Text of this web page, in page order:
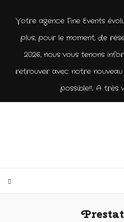
Votre agence Fine Events
plus, pour le moment, de
2026, nous vous tenons
retrouver avec notre
possible!!... A très